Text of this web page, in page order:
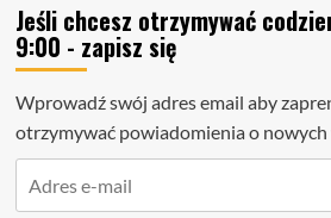
Jeśli chcesz otrzymywać
9:00 - zapisz się
Wprowadź swój adres email aby
otrzymywać powiadomienia o nowych